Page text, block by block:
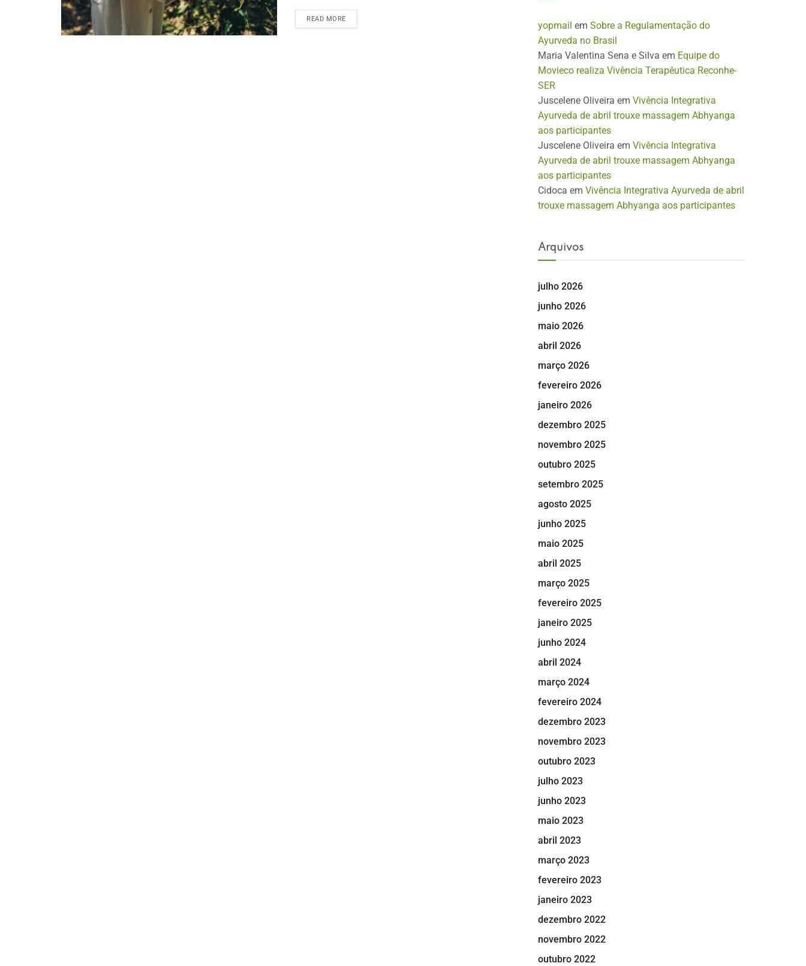
READ MORE
yopmail em Sobre a Regulamentação do
Ayurveda no Brasil
Maria Valentina Sena e Silva em Equipe do
Movieco realiza Vivência Terapêutica Reconhe-
SER
Juscelene Oliveira em Vivência Integrativa
Ayurveda de abril trouxe massagem Abhyanga
aos participantes
Juscelene Oliveira em Vivência Integrativa
Ayurveda de abril trouxe massagem Abhyanga
aos participantes
Cidoca em Vivência Integrativa Ayurveda de abril
trouxe massagem Abhyanga aos participantes
Arquivos
julho 2026
junho 2026
maio 2026
abril 2026
março 2026
fevereiro 2026
janeiro 2026
dezembro 2025
novembro 2025
outubro 2025
setembro 2025
agosto 2025
junho 2025
maio 2025
abril 2025
março 2025
fevereiro 2025
janeiro 2025
junho 2024
abril 2024
março 2024
fevereiro 2024
dezembro 2023
novembro 2023
outubro 2023
julho 2023
junho 2023
maio 2023
abril 2023
março 2023
fevereiro 2023
janeiro 2023
dezembro 2022
novembro 2022
outubro 2022